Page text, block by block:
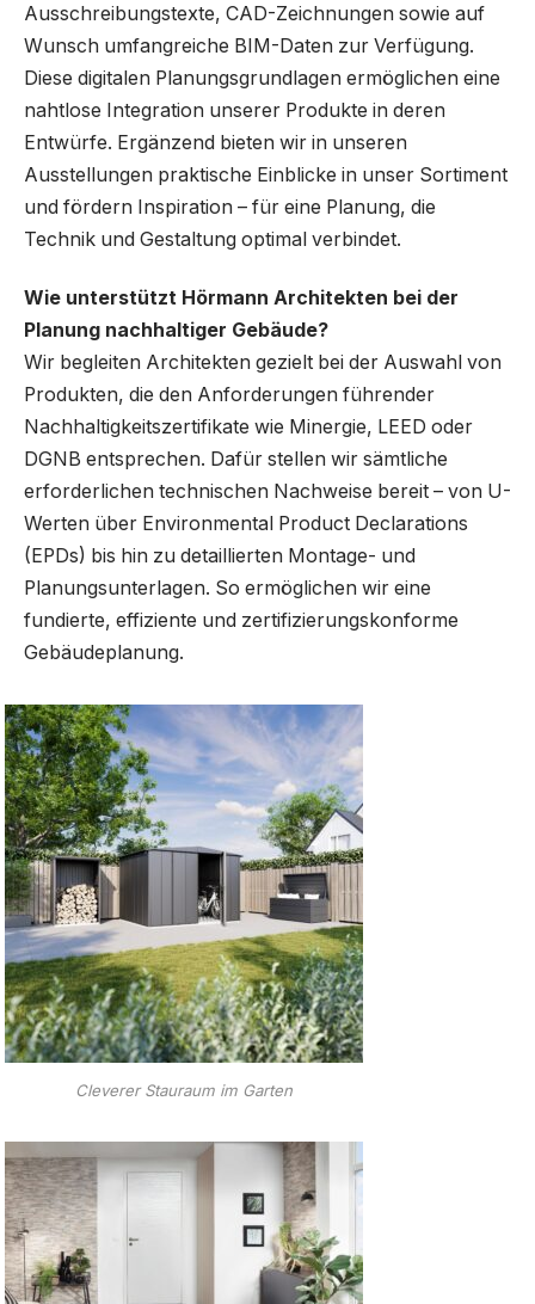
Ausschreibungstexte, CAD-Zeichnungen sowie auf
Wunsch umfangreiche BIM-Daten zur Verfügung.
Diese digitalen Planungsgrundlagen ermöglichen eine
nahtlose Integration unserer Produkte in deren
Entwürfe. Ergänzend bieten wir in unseren
Ausstellungen praktische Einblicke in unser Sortiment
und fördern Inspiration – für eine Planung, die
Technik und Gestaltung optimal verbindet.
Wie unterstützt Hörmann Architekten bei der
Planung nachhaltiger Gebäude?
Wir begleiten Architekten gezielt bei der Auswahl von
Produkten, die den Anforderungen führender
Nachhaltigkeitszertifikate wie Minergie, LEED oder
DGNB entsprechen. Dafür stellen wir sämtliche
erforderlichen technischen Nachweise bereit – von U-
Werten über Environmental Product Declarations
(EPDs) bis hin zu detaillierten Montage- und
Planungsunterlagen. So ermöglichen wir eine
fundierte, effiziente und zertifizierungskonforme
Gebäudeplanung.
Cleverer Stauraum im Garten